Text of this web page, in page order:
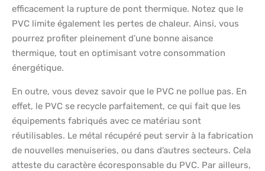
efficacement la rupture de pont thermique. Notez que le
PVC limite également les pertes de chaleur. Ainsi, vous
pourrez profiter pleinement d’une bonne aisance
thermique, tout en optimisant votre consommation
énergétique.
En outre, vous devez savoir que le PVC ne pollue pas. En
effet, le PVC se recycle parfaitement, ce qui fait que les
équipements fabriqués avec ce matériau sont
réutilisables. Le métal récupéré peut servir à la fabrication
de nouvelles menuiseries, ou dans d’autres secteurs. Cela
atteste du caractère écoresponsable du PVC. Par ailleurs,